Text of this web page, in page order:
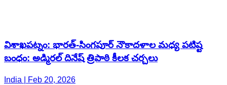
విశాఖపట్నం: భారత్-సింగపూర్ నౌకాదళాల మధ్య పటిష్ట
బంధం: అడ్మిరల్ దినేష్ త్రిపాఠి కీలక చర్చలు
India | Feb 20, 2026